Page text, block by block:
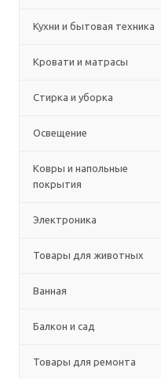
Кухни и бытовая техника
Кровати и матрасы
Стирка и уборка
Освещение
Ковры и напольные
покрытия
Электроника
Товары для животных
Ванная
Балкон и сад
Товары для ремонта